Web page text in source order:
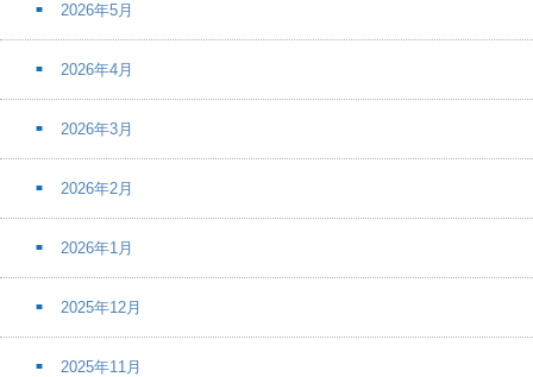
2026年5月
2026年4月
2026年3月
2026年2月
2026年1月
2025年12月
2025年11月